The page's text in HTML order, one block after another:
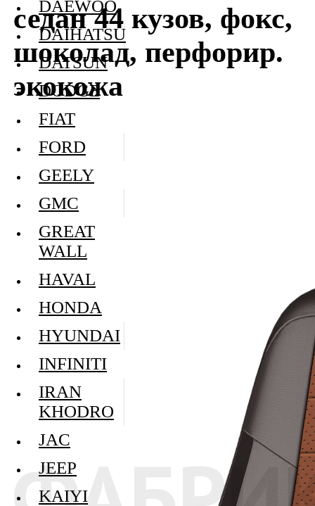
седан 44 кузов, фокс,
шоколад, перфорир.
экокожа
DAEWOO
DAIHATSU
DATSUN
DODGE
FIAT
FORD
GEELY
GMC
GREAT
WALL
HAVAL
HONDA
HYUNDAI
INFINITI
IRAN
KHODRO
JAC
JEEP
KAIYI